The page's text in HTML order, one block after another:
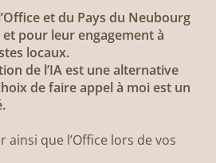
et du Pays du Neubourg
pour leur engagement à
locaux.
de l’IA est une alternative
de faire appel à moi est un
ainsi que l’Office lors de vos